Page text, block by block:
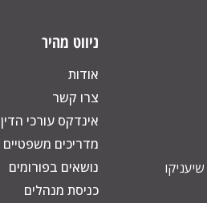
ניווט מהיר
אודות
צרו קשר
אינדקס עורכי הדין
מדריכים משפטיים
נושאים בפורומים
כניסת מנהלים